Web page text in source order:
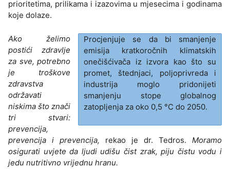
prioritetima, prilikama i izazovima u mjesecima i godinama
koje dolaze.
Procjenjuje se da bi smanjenje
emisija kratkoročnih klimatskih
onečišćivača iz izvora kao što su
promet, štednjaci, poljoprivreda i
industrija moglo pridonijeti
smanjenju stope globalnog
zatopljenja za oko 0,5 °C do 2050.
Ako želimo
postići zdravlje
za sve, potrebno
je troškove
zdravstva
održavati
niskima što znači
tri stvari:
prevencija,
prevencija i prevencija, rekao je dr. Tedros. Moramo
osigurati uvjete da ljudi udišu čist zrak, piju čistu vodu i
jedu nutritivno vrijednu hranu.